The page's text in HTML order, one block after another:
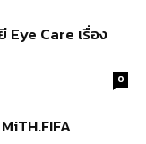
Eye Care เรื่อง
0